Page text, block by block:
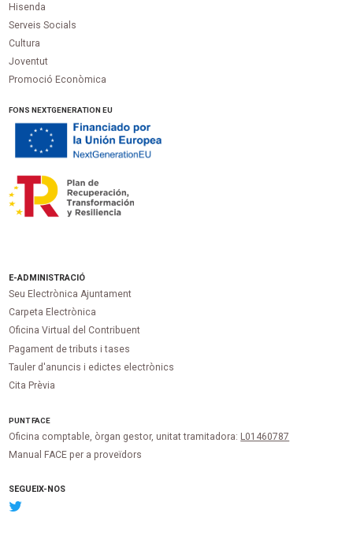
Hisenda
Serveis Socials
Cultura
Joventut
Promoció Econòmica
FONS NEXTGENERATION EU
E-ADMINISTRACIÓ
Seu Electrònica Ajuntament
Carpeta Electrònica
Oficina Virtual del Contribuent
Pagament de tributs i tases
Tauler d'anuncis i edictes electrònics
Cita Prèvia
PUNTFACE
Oficina comptable, òrgan gestor, unitat tramitadora: L01460787
Manual FACE per a proveïdors
SEGUEIX-NOS